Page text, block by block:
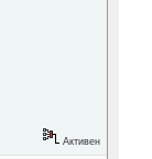
Активен